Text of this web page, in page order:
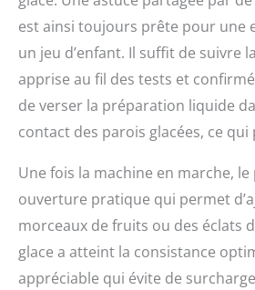
est ainsi toujours prête pour une
un jeu d’enfant. Il suffit de suivre
apprise au fil des tests et
de verser la préparation liquide
contact des parois glacées, ce
Une fois la machine en marche,
ouverture pratique qui permet
morceaux de fruits ou des éclats
glace a atteint la consistance
appréciable qui évite de